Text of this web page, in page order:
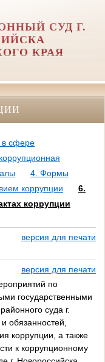
СУД Г.
КРАЯ
в сфере
4. Формы
коррупции
6.
коррупции
версия для печати
версия для печати
по
государственными
суда г.
обязанностей,
коррупции, а также
к коррупционному